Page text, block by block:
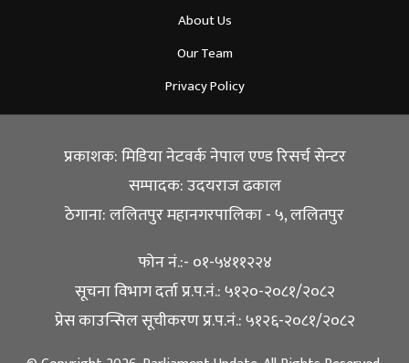
About Us
Our Team
Privacy Policy
प्रकाशक: मिडिया नेटवर्क नेपाल एण्ड रिसर्च सेन्टर
सम्पादक: उदयराज ढकाल
ठेगाना: ललितपुर महानगरपालिका - ५, ललितपुर
फोन नं.:- ०१-५४११२२४
सूचना विभाग दर्ता प्र.प.नं.: ५१२०-२०८१/२०८२
प्रेस काउन्सिल सूचीकरण प्र.प.नं.: ५१२६-२०८१/२०८२